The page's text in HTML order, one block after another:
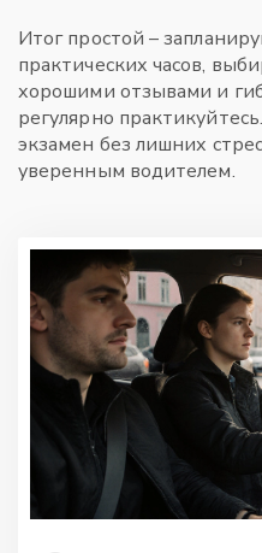
Итог простой –
практических часов,
хорошими отзывами и
регулярно
экзамен без лишних
уверенным водителем.